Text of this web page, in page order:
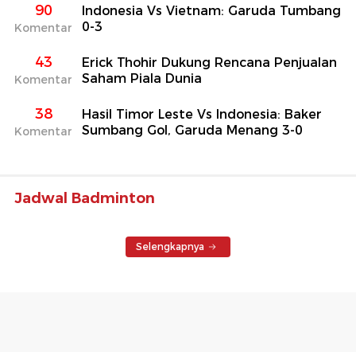
90
Komentar
Indonesia Vs Vietnam: Garuda Tumbang
0-3
43
Komentar
Erick Thohir Dukung Rencana Penjualan
Saham Piala Dunia
38
Komentar
Hasil Timor Leste Vs Indonesia: Baker
Sumbang Gol, Garuda Menang 3-0
Jadwal Badminton
Selengkapnya